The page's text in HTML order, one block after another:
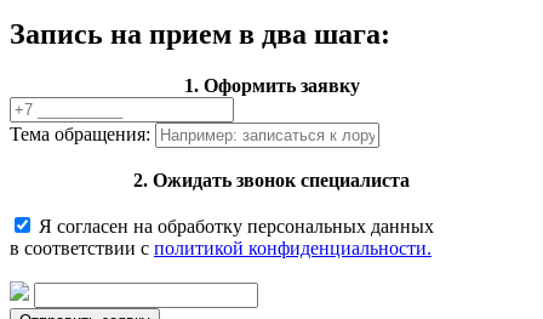
Запись на прием в два шага:
1. Оформить заявку
Тема обращения:
2. Ожидать звонок специалиста
Я согласен на обработку персональных данных
в соответствии с политикой конфиденциальности.